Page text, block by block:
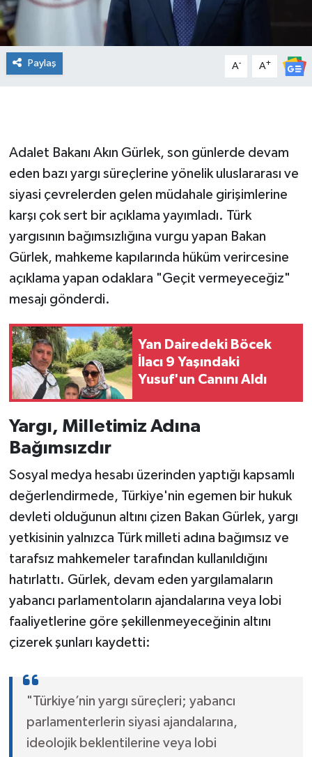
Paylaş A- A+
Adalet Bakanı Akın Gürlek, son günlerde devam
eden bazı yargı süreçlerine yönelik uluslararası ve
siyasi çevrelerden gelen müdahale girişimlerine
karşı çok sert bir açıklama yayımladı. Türk
yargısının bağımsızlığına vurgu yapan Bakan
Gürlek, mahkeme kapılarında hüküm verircesine
açıklama yapan odaklara "Geçit vermeyeceğiz"
mesajı gönderdi.
Yan Dairedeki Böcek
İlacı 9 Yaşındaki
Yusuf'un Canını Aldı
Yargı, Milletimiz Adına
Bağımsızdır
Sosyal medya hesabı üzerinden yaptığı kapsamlı
değerlendirmede, Türkiye'nin egemen bir hukuk
devleti olduğunun altını çizen Bakan Gürlek, yargı
yetkisinin yalnızca Türk milleti adına bağımsız ve
tarafsız mahkemeler tarafından kullanıldığını
hatırlattı. Gürlek, devam eden yargılamaların
yabancı parlamentoların ajandalarına veya lobi
faaliyetlerine göre şekillenmeyeceğinin altını
çizerek şunları kaydetti:
"Türkiye’nin yargı süreçleri; yabancı
parlamenterlerin siyasi ajandalarına,
ideolojik beklentilerine veya lobi